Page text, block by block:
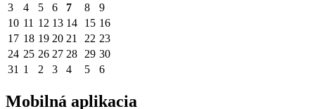
3
4 5 6 7 8
9
10 11 12 13 14 15 16
17 18 19 20 21 22 23
24 25 26 27 28 29 30
31 1 2 3 4 5 6
Mobilná aplikacia